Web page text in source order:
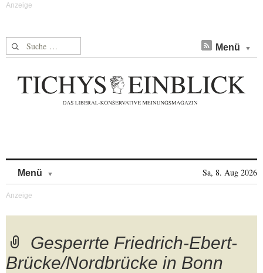
Suche nach: Menü
Menü Sa, 8. Aug 2026
Gesperrte Friedrich-Ebert-
Brücke/Nordbrücke in Bonn